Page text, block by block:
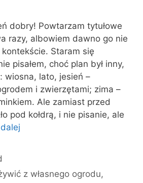
dobry! Powtarzam tytułowe
razy, albowiem dawno go nie
Staram się
pisałem, choć plan był inny,
wiosna, lato, jesień –
i zwierzętami; zima –
Ale zamiast przed
pod kołdrą, i nie pisanie, ale
z własnego ogrodu,